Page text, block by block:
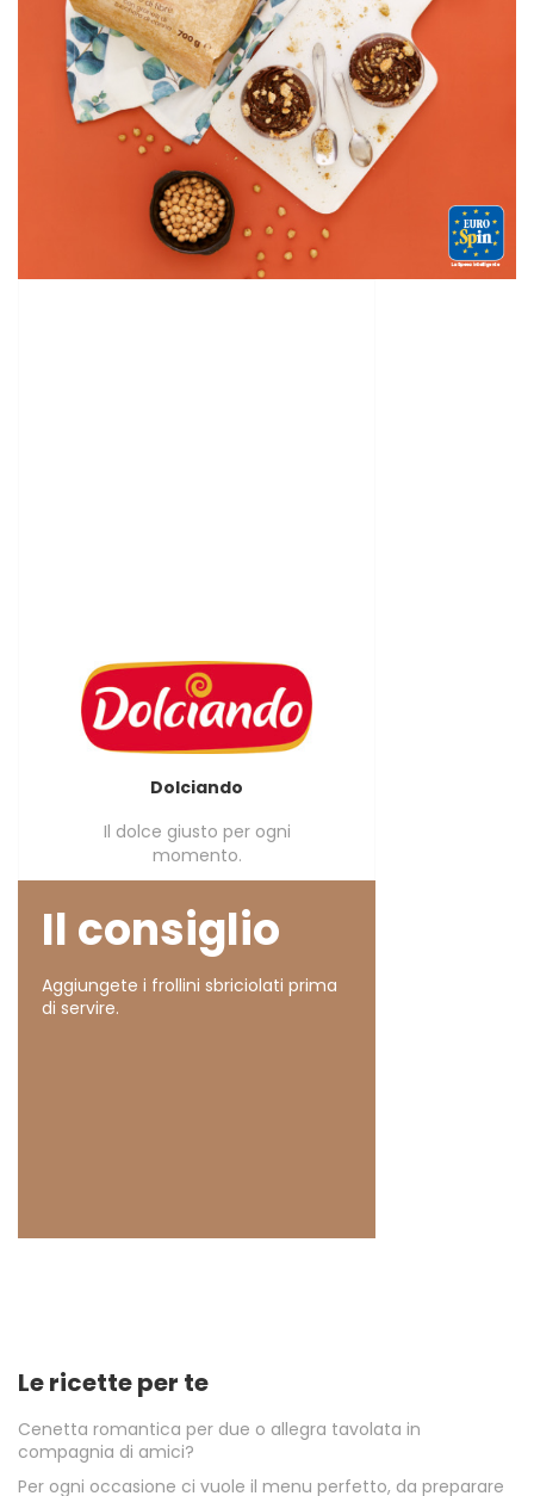
Dolciando
Il dolce giusto per ogni
momento.
Il consiglio
Aggiungete i frollini sbriciolati prima
di servire.
Le ricette per te
Cenetta romantica per due o allegra tavolata in
compagnia di amici?
Per ogni occasione ci vuole il menu perfetto, da preparare